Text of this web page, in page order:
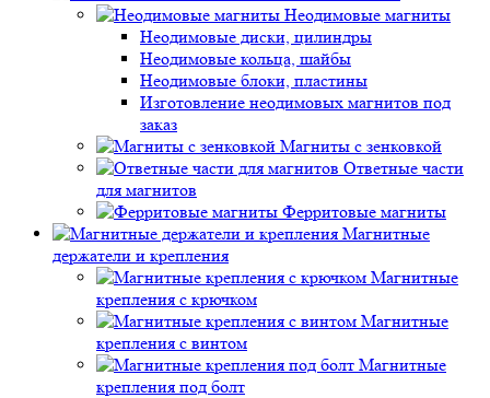
Неодимовые магниты
Неодимовые диски, цилиндры
Неодимовые кольца, шайбы
Неодимовые блоки, пластины
Изготовление неодимовых магнитов под
заказ
Магниты с зенковкой
Ответные части
для магнитов
Ферритовые магниты
Магнитные
держатели и крепления
Магнитные
крепления с крючком
Магнитные
крепления с винтом
Магнитные
крепления под болт